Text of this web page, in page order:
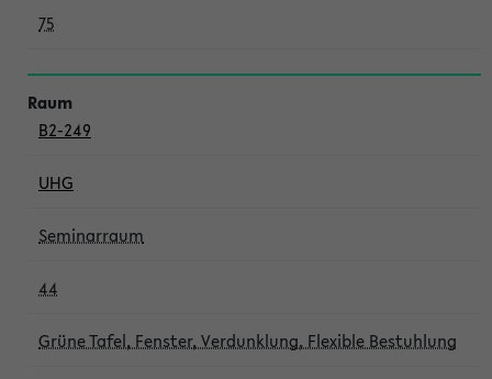
75
B2-249
UHG
Seminarraum
44
Grüne Tafel, Fenster, Verdunklung, Flexible Bestuhlung